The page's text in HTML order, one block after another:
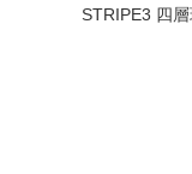
STRIPE3 四